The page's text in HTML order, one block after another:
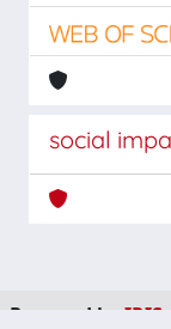
social
Powered by IRIS